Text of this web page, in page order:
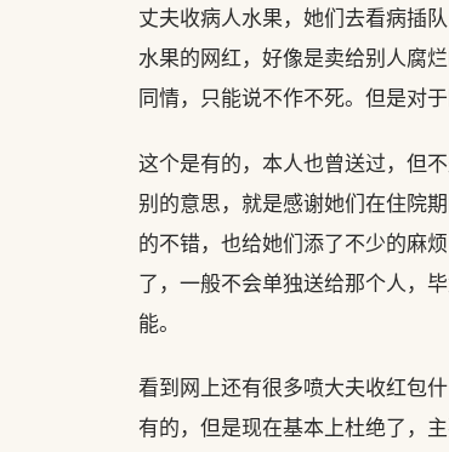
丈夫收病人水果，她们去看病插
水果的网红，好像是卖给别人腐
同情，只能说不作不死。但是对
这个是有的，本人也曾送过，但
别的意思，就是感谢她们在住院
的不错，也给她们添了不少的麻
了，一般不会单独送给那个人，
能。
看到网上还有很多喷大夫收红包
有的，但是现在基本上杜绝了，